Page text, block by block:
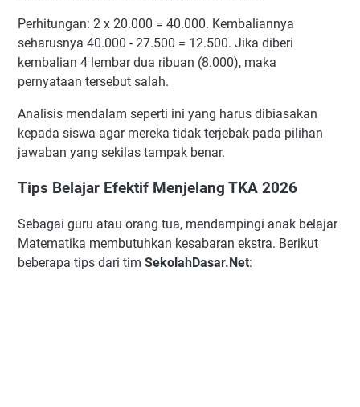
Perhitungan: 2 x 20.000 = 40.000. Kembaliannya
seharusnya 40.000 - 27.500 = 12.500. Jika diberi
kembalian 4 lembar dua ribuan (8.000), maka
pernyataan tersebut salah.
Analisis mendalam seperti ini yang harus dibiasakan
kepada siswa agar mereka tidak terjebak pada pilihan
jawaban yang sekilas tampak benar.
Tips Belajar Efektif Menjelang TKA 2026
Sebagai guru atau orang tua, mendampingi anak belajar
Matematika membutuhkan kesabaran ekstra. Berikut
beberapa tips dari tim SekolahDasar.Net: